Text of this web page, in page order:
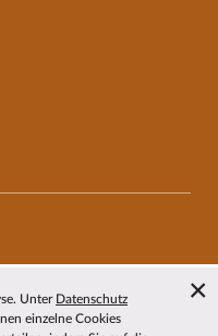
Unter Datenschutz
einzelne Cookies